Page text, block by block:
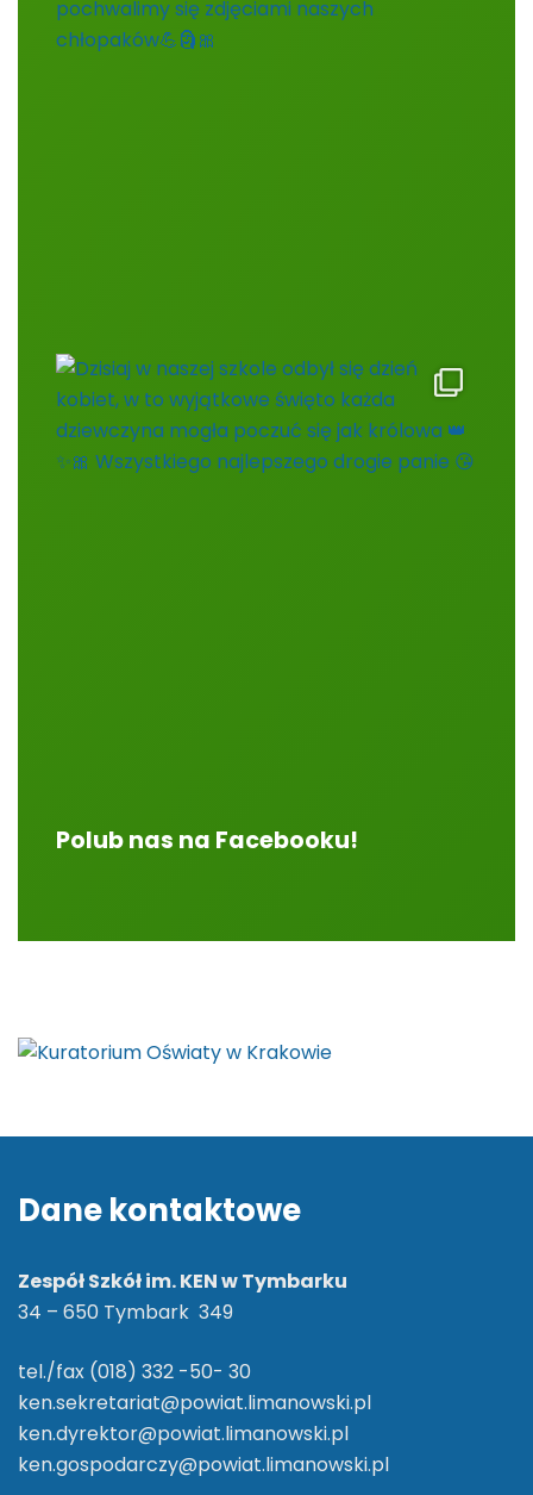
Polub nas na Facebooku!
Dane kontaktowe
Zespół Szkół im. KEN w Tymbarku
34 – 650 Tymbark 349
tel./fax (018) 332 -50- 30
ken.sekretariat@powiat.limanowski.pl
ken.dyrektor@powiat.limanowski.pl
ken.gospodarczy@powiat.limanowski.pl